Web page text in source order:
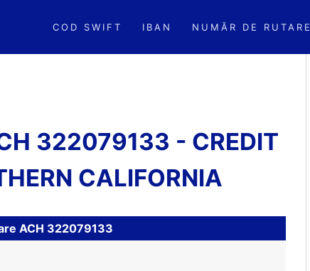
COD SWIFT IBAN NUMĂR DE RUTARE
322079133 - CREDIT
CALIFORNIA
ACH 322079133